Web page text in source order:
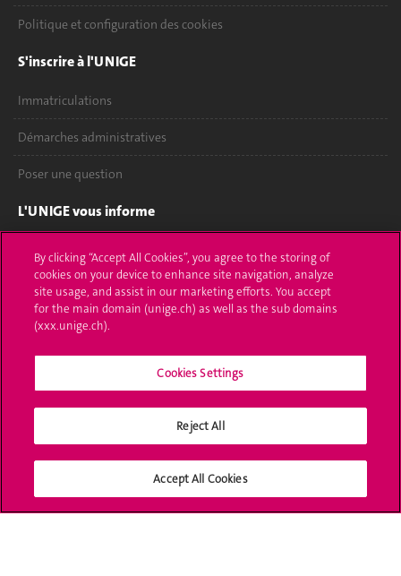
Politique et configuration des cookies
S'inscrire à l'UNIGE
Immatriculations
Démarches administratives
Poser une question
L'UNIGE vous informe
UNIGE Mobile
Médias
Offres d'emploi
Bibliothèque
By clicking “Accept All Cookies”, you agree to the storing of
cookies on your device to enhance site navigation, analyze
site usage, and assist in our marketing efforts. You accept
for the main domain (unige.ch) as well as the sub domains
(xxx.unige.ch).
Cookies Settings
Reject All
Accept All Cookies